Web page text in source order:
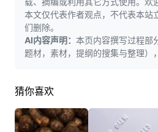
本文仅代表作者观点，不代表本站
们删除。
AI内容声明： 本页内容撰写过程部
题材，素材，提纲的搜集与整理）
猜你喜欢